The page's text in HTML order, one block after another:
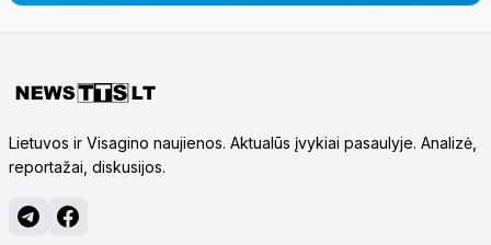
Lietuvos ir Visagino naujienos. Aktualūs įvykiai pasaulyje. Analizė,
reportažai, diskusijos.